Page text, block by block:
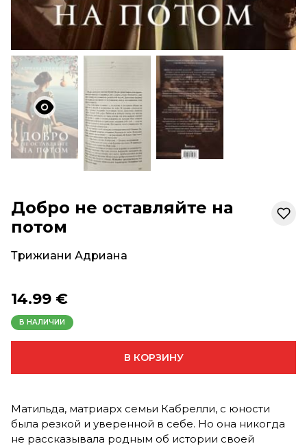
Добро не оставляйте на
потом
Трижиани Адриана
14.99 €
В НАЛИЧИИ
В КОРЗИНУ
Матильда, матриарх семьи Кабрелли, с юности
была резкой и уверенной в себе. Но она никогда
не рассказывала родным об истории своей